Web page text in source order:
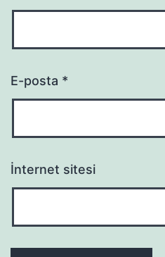
E-posta *
İnternet sitesi